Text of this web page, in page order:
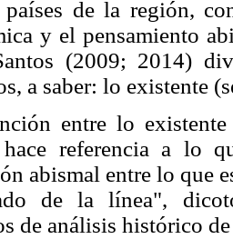
países de la región,
y el pensamiento
(2009; 2014)
a saber: lo existente
entre lo
hace referencia a lo
abismal entre lo que
de la línea",
de análisis histórico